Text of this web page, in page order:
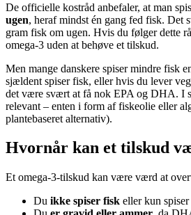
De officielle kostråd anbefaler, at man
ugen, heraf mindst én gang fed fisk. Det
gram fisk om ugen. Hvis du følger dette
omega-3 uden at behøve et tilskud.
Men mange danskere spiser mindre fisk
sjældent spiser fisk, eller hvis du lever
det være svært at få nok EPA og DHA. I
relevant – enten i form af fiskeolie eller
plantebaseret alternativ).
Hvornår kan et tilskud
Et omega-3-tilskud kan være værd at
Du ikke spiser fisk eller kun